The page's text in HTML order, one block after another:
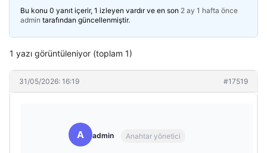
Bu konu 0 yanıt içerir, 1 izleyen vardır ve en son 2 ay 1 hafta önce
admin tarafından güncellenmiştir.
1 yazı görüntüleniyor (toplam 1)
31/05/2026: 16:19 #17519
A admin Anahtar yönetici